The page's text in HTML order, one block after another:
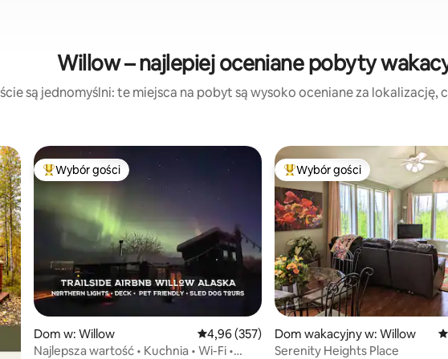
Willow – najlepiej oceniane pobyty
są jednomyślni: te miejsca na pobyt są wysoko oceniane za lokalizację,
Najpopularniejsze z kategorii Wybór gości
Wybór gości
Dom w: Willow Średnia ocena: 4,96 na 5, liczba recenzji: 357
4,96 (357)
Najlepsza wartość • Kuchnia • Wi-Fi •
Najpopularniejsze z kategorii
Wybór gości
Dom wakacyjny w: Willow
Serenity Heights Place